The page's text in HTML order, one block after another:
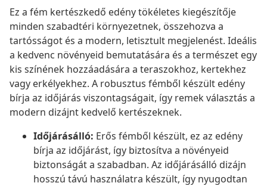
Ez a fém kertészkedő edény tökéletes kiegészítője
minden szabadtéri környezetnek, összehozva a
tartósságot és a modern, letisztult megjelenést. Ideális
a kedvenc növényeid bemutatására és a természet egy
kis színének hozzáadására a teraszokhoz, kertekhez
vagy erkélyekhez. A robusztus fémből készült edény
bírja az időjárás viszontagságait, így remek választás a
modern dizájnt kedvelő kertészeknek.
Időjárásálló: Erős fémből készült, ez az edény
bírja az időjárást, így biztosítva a növényeid
biztonságát a szabadban. Az időjárásálló dizájn
hosszú távú használatra készült, így nyugodtan